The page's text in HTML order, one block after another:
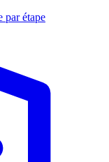
par étape